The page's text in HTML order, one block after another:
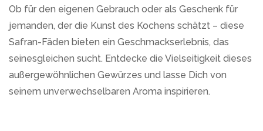
Ob für den eigenen Gebrauch oder als Geschenk für
jemanden, der die Kunst des Kochens schätzt – diese
Safran-Fäden bieten ein Geschmackserlebnis, das
seinesgleichen sucht. Entdecke die Vielseitigkeit dieses
außergewöhnlichen Gewürzes und lasse Dich von
seinem unverwechselbaren Aroma inspirieren.